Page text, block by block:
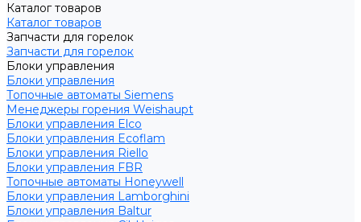
Каталог товаров
Каталог товаров
Запчасти для горелок
Запчасти для горелок
Блоки управления
Блоки управления
Топочные автоматы Siemens
Менеджеры горения Weishaupt
Блоки управления Elco
Блоки управления Ecoflam
Блоки управления Riello
Блоки управления FBR
Топочные автоматы Honeywell
Блоки управления Lamborghini
Блоки управления Baltur